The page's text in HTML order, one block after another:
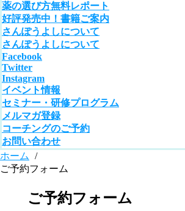
薬の選び方無料レポート
好評発売中！書籍ご案内
さんぽうよしについて
さんぽうよしについて
Facebook
Twitter
Instagram
イベント情報
セミナー・研修プログラム
メルマガ登録
コーチングのご予約
お問い合わせ
ホーム
/
ご予約フォーム
ご予約フォーム